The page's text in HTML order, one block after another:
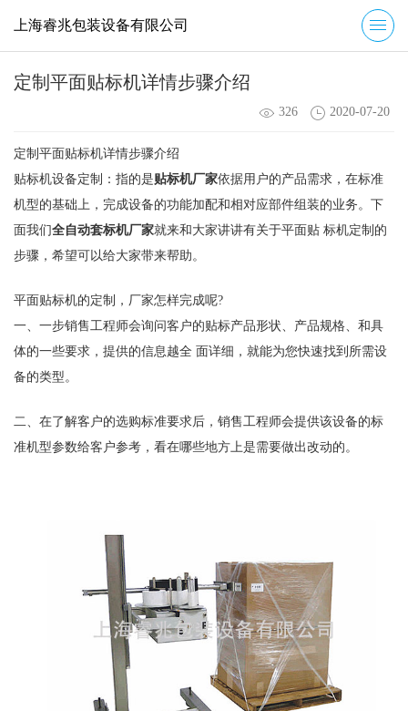
上海睿兆包装设备有限公司
定制平面贴标机详情步骤介绍
326 2020-07-20
定制平面贴标机详情步骤介绍
贴标机设备定制：指的是贴标机厂家依据用户的产品需求，在标准
机型的基础上，完成设备的功能加配和相对应部件组装的业务。下
面我们全自动套标机厂家就来和大家讲讲有关于平面贴 标机定制的
步骤，希望可以给大家带来帮助。
平面贴标机的定制，厂家怎样完成呢?
一、一步销售工程师会询问客户的贴标产品形状、产品规格、和具
体的一些要求，提供的信息越全 面详细，就能为您快速找到所需设
备的类型。
二、在了解客户的选购标准要求后，销售工程师会提供该设备的标
准机型参数给客户参考，看在哪些地方上是需要做出改动的。